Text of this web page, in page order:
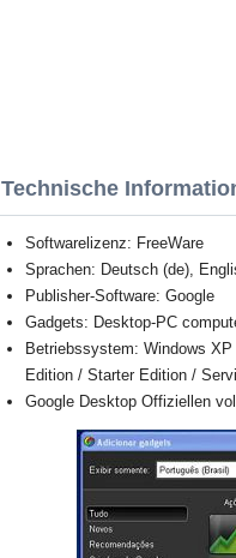
Technische
Softwarelizenz: FreeWare
Sprachen: Deutsch (de),
Publisher-Software: Google
Gadgets: Desktop-PC
Betriebssystem: Windows
Edition / Starter Edition /
Google Desktop Offiziellen